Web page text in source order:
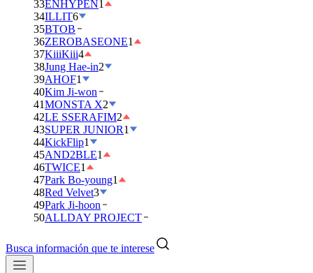
33ENHYPEN1
34ILLIT6
35BTOB
36ZEROBASEONE1
37KiiiKiii4
38Jung Hae-in2
39AHOF1
40Kim Ji-won
41MONSTA X2
42LE SSERAFIM2
43SUPER JUNIOR1
44KickFlip1
45AND2BLE1
46TWICE1
47Park Bo-young1
48Red Velvet3
49Park Ji-hoon
50ALLDAY PROJECT
Busca información que te interese